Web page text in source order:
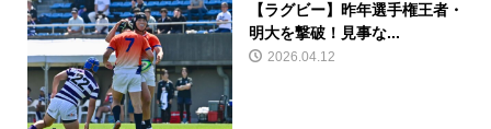
【ラグビー】昨年選手権王者・
明大を撃破！見事な...
2026.04.12